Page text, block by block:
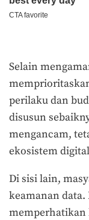
Selain
perilaku dan
disusun
mengancam,
ekosistem
Di sisi lain,
keamanan
memperhatikan